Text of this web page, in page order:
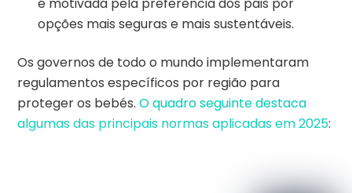
é motivada pela preferência dos pais por
opções mais seguras e mais sustentáveis.
Os governos de todo o mundo implementaram
regulamentos específicos por região para
proteger os bebés.O quadro seguinte destaca
algumas das principais normas aplicadas em 2025: